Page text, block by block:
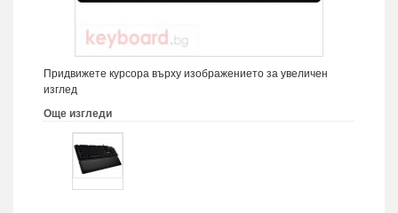
Придвижете курсора върху изображението за увеличен
изглед
Още изгледи